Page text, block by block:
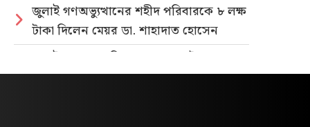
জুলাই গণঅভ্যুত্থানের শহীদ পরিবারকে ৮ লক্ষ
টাকা দিলেন মেয়র ডা. শাহাদাত হোসেন
জুলাই গণহত্যার বিচার ও গণভোটের গণরায়
বাস্তবায়নের দাবিতে জাতীয় ছাত্রশক্তির